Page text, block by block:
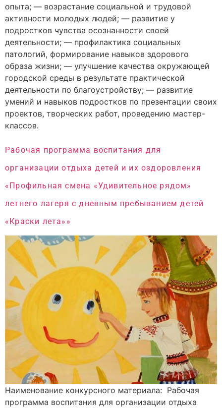
опыта; — возрастание социальной и трудовой
активности молодых людей; — развитие у
подростков чувства осознанности своей
деятельности; — профилактика социальных
патологий, формирование навыков здорового
образа жизни; — улучшение качества окружающей
городской среды в результате практической
деятельности по благоустройству; — развитие
умений и навыков подростков по презентации своих
проектов, творческих работ, проведению мастер-
классов.
Рабочая программа воспитания для
организации отдыха детей и их оздоровления
«Профильная смена «Удивительное рядом»
летнего лагеря с дневным пребыванием детей
«Краски лета»»
Наименование конкурсного материала: Рабочая
программа воспитания для организации отдыха